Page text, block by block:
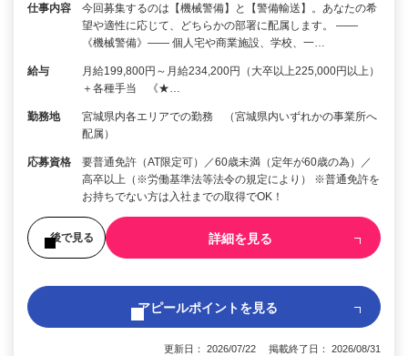
仕事内容
今回募集するのは【機械警備】と【警備輸送】。あなたの希
望や適性に応じて、どちらかの部署に配属します。 ――
《機械警備》―― 個人宅や商業施設、学校、一…
給与
月給199,800円～月給234,200円（大卒以上225,000円以上）
＋各種手当 《★…
勤務地
宮城県内各エリアでの勤務 （宮城県内いずれかの事業所へ
配属）
応募資格
要普通免許（AT限定可）／60歳未満（定年が60歳の為）／
高卒以上（※労働基準法等法令の規定により） ※普通免許を
お持ちでない方は入社までの取得でOK！
後で見る 詳細を見る
アピールポイントを見る
更新日： 2026/07/22 掲載終了日： 2026/08/31